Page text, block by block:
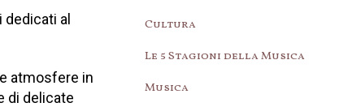
al
atmosfere in
di delicate
Cultura
Le 5 Stagioni della Musica
Musica